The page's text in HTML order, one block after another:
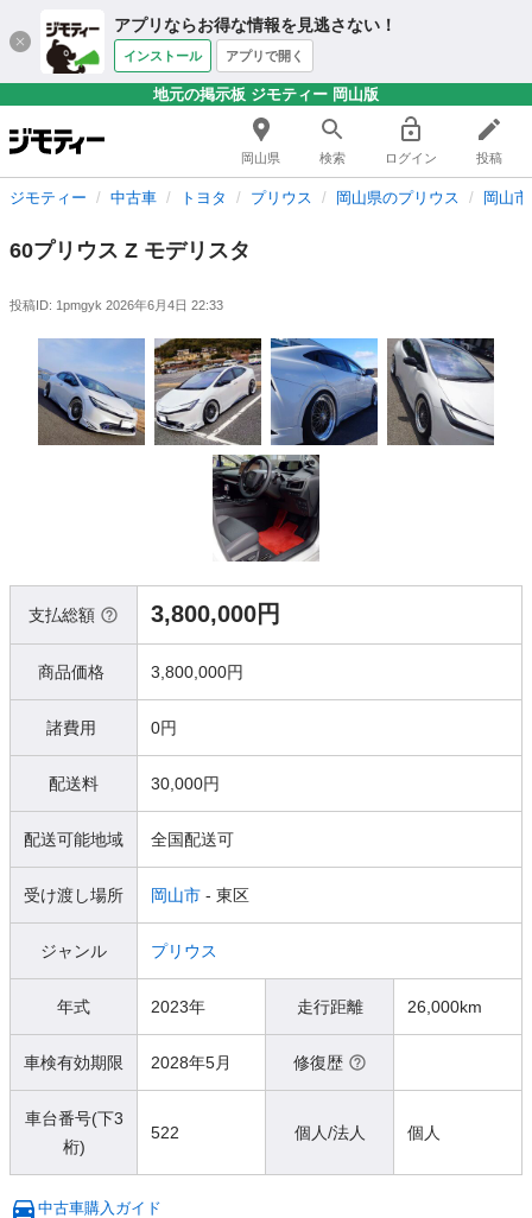
アプリならお得な情報を見逃さない！
インストール アプリで開く
地元の掲示板 ジモティー 岡山版
岡山県 検索 ログイン 投稿
ジモティー 中古車 トヨタ プリウス 岡山県のプリウス 岡山
60プリウス Z モデリスタ
投稿ID: 1pmgyk 2026年6月4日 22:33
支払総額 3,800,000円
商品価格 3,800,000円
諸費用 0円
配送料 30,000円
配送可能地域 全国配送可
受け渡し場所 岡山市 - 東区
ジャンル プリウス
年式 2023年 走行距離 26,000km
車検有効期限 2028年5月 修復歴
車台番号(下3
桁)
522 個人/法人 個人
中古車購入ガイド